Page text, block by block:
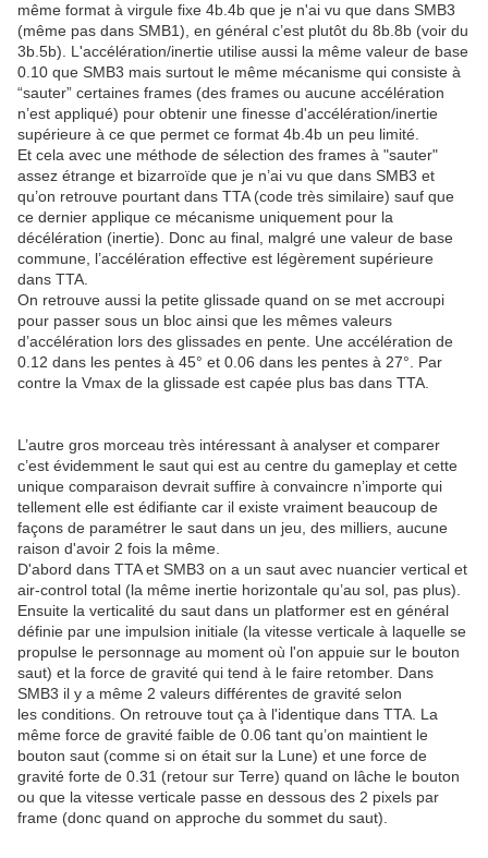
même format à virgule fixe 4b.4b que je n'ai vu que dans SMB3
(même pas dans SMB1), en général c’est plutôt du 8b.8b (voir du
3b.5b). L'accélération/inertie utilise aussi la même valeur de base
0.10 que SMB3 mais surtout le même mécanisme qui consiste à
“sauter” certaines frames (des frames ou aucune accélération
n’est appliqué) pour obtenir une finesse d'accélération/inertie
supérieure à ce que permet ce format 4b.4b un peu limité.
Et cela avec une méthode de sélection des frames à "sauter"
assez étrange et bizarroïde que je n’ai vu que dans SMB3 et
qu’on retrouve pourtant dans TTA (code très similaire) sauf que
ce dernier applique ce mécanisme uniquement pour la
décélération (inertie). Donc au final, malgré une valeur de base
commune, l’accélération effective est légèrement supérieure
dans TTA.
On retrouve aussi la petite glissade quand on se met accroupi
pour passer sous un bloc ainsi que les mêmes valeurs
d’accélération lors des glissades en pente. Une accélération de
0.12 dans les pentes à 45° et 0.06 dans les pentes à 27°. Par
contre la Vmax de la glissade est capée plus bas dans TTA.
L’autre gros morceau très intéressant à analyser et comparer
c’est évidemment le saut qui est au centre du gameplay et cette
unique comparaison devrait suffire à convaincre n’importe qui
tellement elle est édifiante car il existe vraiment beaucoup de
façons de paramétrer le saut dans un jeu, des milliers, aucune
raison d'avoir 2 fois la même.
D'abord dans TTA et SMB3 on a un saut avec nuancier vertical et
air-control total (la même inertie horizontale qu’au sol, pas plus).
Ensuite la verticalité du saut dans un platformer est en général
définie par une impulsion initiale (la vitesse verticale à laquelle se
propulse le personnage au moment où l'on appuie sur le bouton
saut) et la force de gravité qui tend à le faire retomber. Dans
SMB3 il y a même 2 valeurs différentes de gravité selon
les conditions. On retrouve tout ça à l'identique dans TTA. La
même force de gravité faible de 0.06 tant qu’on maintient le
bouton saut (comme si on était sur la Lune) et une force de
gravité forte de 0.31 (retour sur Terre) quand on lâche le bouton
ou que la vitesse verticale passe en dessous des 2 pixels par
frame (donc quand on approche du sommet du saut).